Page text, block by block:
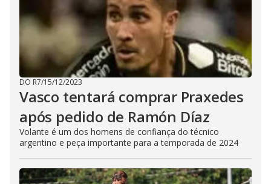
DO R7/15/12/2023
Vasco tentará comprar Praxedes
após pedido de Ramón Díaz
Volante é um dos homens de confiança do técnico
argentino e peça importante para a temporada de 2024